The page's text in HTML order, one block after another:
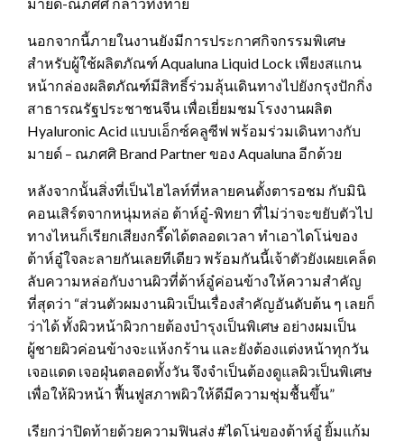
มายด์-ณภศศิ กล่าวทิ้งท้าย
นอกจากนี้ภายในงานยังมีการประกาศกิจกรรมพิเศษ
สำหรับผู้ใช้ผลิตภัณฑ์ Aqualuna Liquid Lock เพียงสแกน
หน้ากล่องผลิตภัณฑ์มีสิทธิ์ร่วมลุ้นเดินทางไปยังกรุงปักกิ่ง
สาธารณรัฐประชาชนจีน เพื่อเยี่ยมชมโรงงานผลิต
Hyaluronic Acid แบบเอ็กซ์คลูซีฟ พร้อมร่วมเดินทางกับ
มายด์ – ณภศศิ Brand Partner ของ Aqualuna อีกด้วย
หลังจากนั้นสิ่งที่เป็นไฮไลท์ที่หลายคนตั้งตารอชม กับมินิ
คอนเสิร์ตจากหนุ่มหล่อ ต้าห์อู๋-พิทยา ที่ไม่ว่าจะขยับตัวไป
ทางไหนก็เรียกเสียงกรี๊ดได้ตลอดเวลา ทำเอาไดโน่ของ
ต้าห์อู๋ใจละลายกันเลยทีเดียว พร้อมกันนี้เจ้าตัวยังเผยเคล็ด
ลับความหล่อกับงานผิวที่ต้าห์อู๋ค่อนข้างให้ความสำคัญ
ที่สุดว่า “ส่วนตัวผมงานผิวเป็นเรื่องสำคัญอันดับต้น ๆ เลยก็
ว่าได้ ทั้งผิวหน้าผิวกายต้องบำรุงเป็นพิเศษ อย่างผมเป็น
ผู้ชายผิวค่อนข้างจะแห้งกร้าน และยังต้องแต่งหน้าทุกวัน
เจอแดด เจอฝุ่นตลอดทั้งวัน จึงจำเป็นต้องดูแลผิวเป็นพิเศษ
เพื่อให้ผิวหน้า ฟื้นฟูสภาพผิวให้ดีมีความชุ่มชื้นขึ้น”
เรียกว่าปิดท้ายด้วยความฟินส่ง #ไดโน่ของต้าห์อู๋ ยิ้มแก้ม